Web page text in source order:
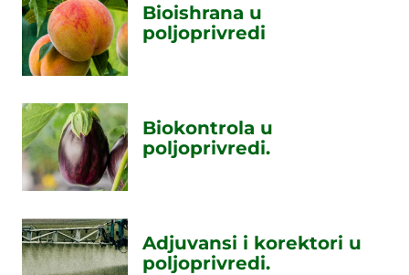
Bioishrana u
poljoprivredi
Biokontrola u
poljoprivredi.
Adjuvansi i korektori u
poljoprivredi.